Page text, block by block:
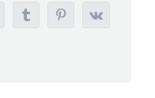
WhatsAppTumblr PinterestVk